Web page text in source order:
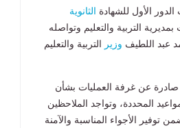
الأول للشهادة
الثانوية
العمليات بمديرية التربية والتعليم وتواصله
عبد اللطيف وزير
التربية والتعليم
صادرة عن غرفة العمليات بشأن
المحددة، وتواجد الملاحظين
توفير الأجواء المناسبة والآمنة